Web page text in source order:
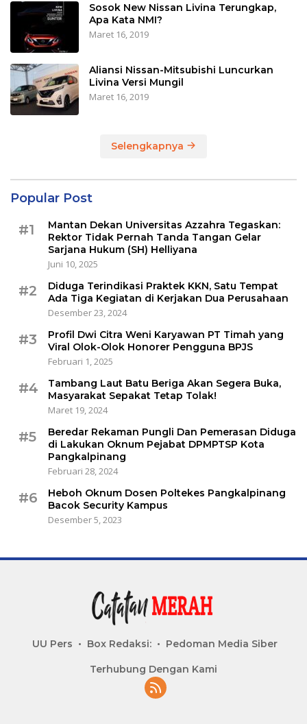
Sosok New Nissan Livina Terungkap,
Apa Kata NMI?
Maret 16, 2019
Aliansi Nissan-Mitsubishi Luncurkan
Livina Versi Mungil
Maret 16, 2019
Selengkapnya
Popular Post
#1
Mantan Dekan Universitas Azzahra Tegaskan:
Rektor Tidak Pernah Tanda Tangan Gelar
Sarjana Hukum (SH) Helliyana
Juni 10, 2025
#2
Diduga Terindikasi Praktek KKN, Satu Tempat
Ada Tiga Kegiatan di Kerjakan Dua Perusahaan
Desember 23, 2024
#3
Profil Dwi Citra Weni Karyawan PT Timah yang
Viral Olok-Olok Honorer Pengguna BPJS
Februari 1, 2025
#4
Tambang Laut Batu Beriga Akan Segera Buka,
Masyarakat Sepakat Tetap Tolak!
Maret 19, 2024
#5
Beredar Rekaman Pungli Dan Pemerasan Diduga
di Lakukan Oknum Pejabat DPMPTSP Kota
Pangkalpinang
Februari 28, 2024
#6
Heboh Oknum Dosen Poltekes Pangkalpinang
Bacok Security Kampus
Desember 5, 2023
UU Pers Box Redaksi: Pedoman Media Siber
Terhubung Dengan Kami